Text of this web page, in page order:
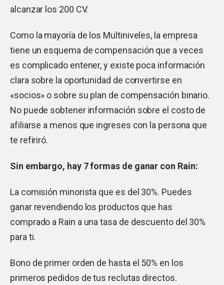
alcanzar los 200 CV.
Como la mayoría de los Multiniveles, la empresa
tiene un esquema de compensación que a veces
es complicado entener, y existe poca información
clara sobre la oportunidad de convertirse en
«socios» o sobre su plan de compensación binario.
No puede sobtener información sobre el costo de
afiliarse a menos que ingreses con la persona que
te refiriró.
Sin embargo, hay 7 formas de ganar con Rain:
La comisión minorista que es del 30%. Puedes
ganar revendiendo los productos que has
comprado a Rain a una tasa de descuento del 30%
para ti.
Bono de primer orden de hasta el 50% en los
primeros pedidos de tus reclutas directos.